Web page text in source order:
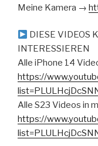
Meine Kamera →
DIESE VIDEOS
INTERESSIEREN
Alle iPhone 14
https://
Alle S23 Videos in
https://